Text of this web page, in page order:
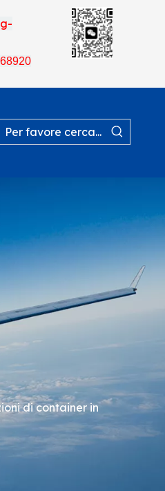
di container in